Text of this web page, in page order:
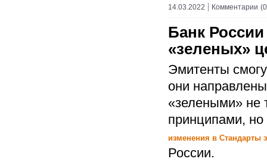
14.03.2022 Комментарии
Банк
«зеленых»
Эмитенты
они
«зелеными» не
принципами, но
изменения в Стандарты
России.